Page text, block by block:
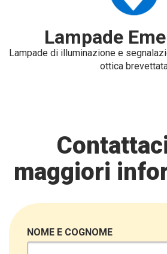
Lampade
Lampade di illuminazione e
ottica
maggiori
NOME E COGNOME